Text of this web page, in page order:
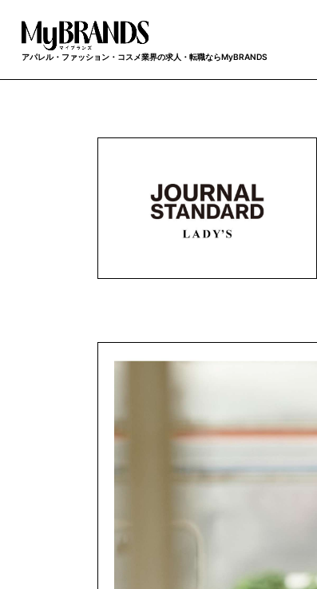
アパレル・ファッション・コスメ業界の求人・転職ならMyBRANDS